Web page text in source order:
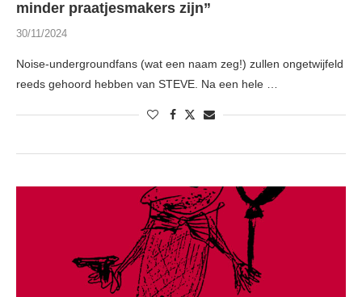
minder praatjesmakers zijn”
30/11/2024
Noise-undergroundfans (wat een naam zeg!) zullen ongetwijfeld
reeds gehoord hebben van STEVE. Na een hele …